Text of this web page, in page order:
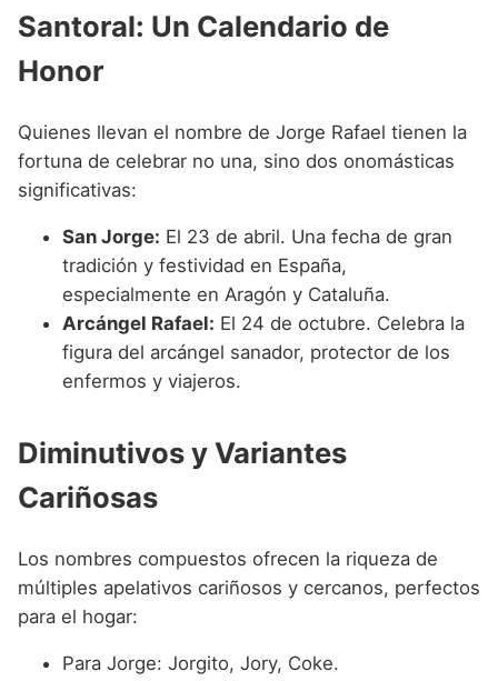
Santoral: Un Calendario de
Honor
Quienes llevan el nombre de Jorge Rafael tienen la
fortuna de celebrar no una, sino dos onomásticas
significativas:
San Jorge: El 23 de abril. Una fecha de gran
tradición y festividad en España,
especialmente en Aragón y Cataluña.
Arcángel Rafael: El 24 de octubre. Celebra la
figura del arcángel sanador, protector de los
enfermos y viajeros.
Diminutivos y Variantes
Cariñosas
Los nombres compuestos ofrecen la riqueza de
múltiples apelativos cariñosos y cercanos, perfectos
para el hogar:
Para Jorge: Jorgito, Jory, Coke.